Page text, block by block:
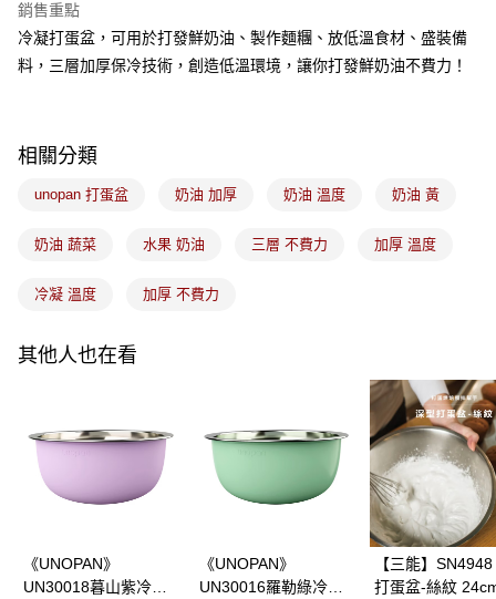
常溫宅配-(限重20kg以下)
銷售重點
冷凝打蛋盆，可用於打發鮮奶油、製作麵糰、放低溫食材、盛裝備
料，三層加厚保冷技術，創造低溫環境，讓你打發鮮奶油不費力！
相關分類
unopan 打蛋盆 奶油 加厚 奶油 溫度 奶油 黃
奶油 蔬菜 水果 奶油 三層 不費力 加厚 溫度
冷凝 溫度 加厚 不費力
其他人也在看
《UNOPAN》
UN30018暮山紫冷凝
《UNOPAN》
UN30016羅勒綠冷凝
【三能】
打蛋盆-絲紋